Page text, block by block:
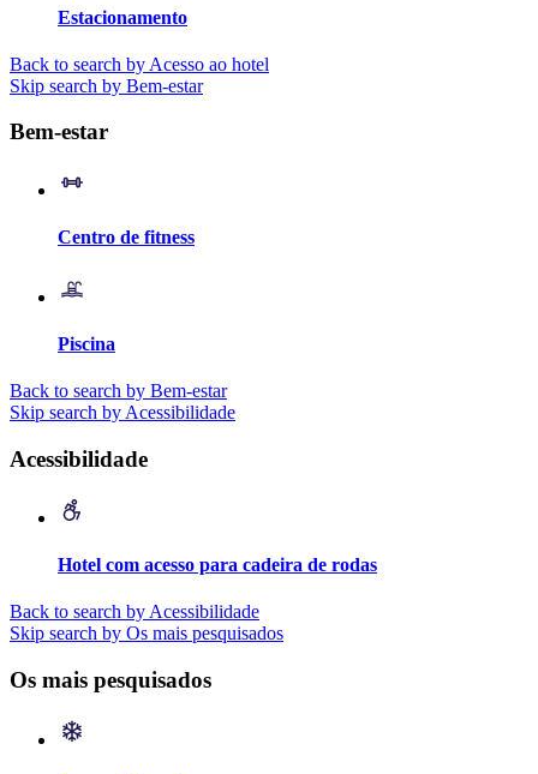
Estacionamento
Back to search by Acesso ao hotel
Skip search by Bem-estar
Bem-estar
Centro de fitness
Piscina
Back to search by Bem-estar
Skip search by Acessibilidade
Acessibilidade
Hotel com acesso para cadeira de rodas
Back to search by Acessibilidade
Skip search by Os mais pesquisados
Os mais pesquisados